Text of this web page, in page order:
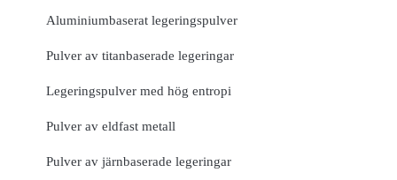
Aluminiumbaserat legeringspulver
Pulver av titanbaserade legeringar
Legeringspulver med hög entropi
Pulver av eldfast metall
Pulver av järnbaserade legeringar